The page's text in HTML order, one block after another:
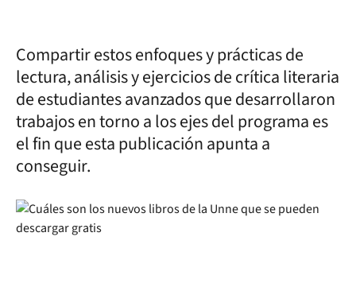
Compartir estos enfoques y prácticas de
lectura, análisis y ejercicios de crítica literaria
de estudiantes avanzados que desarrollaron
trabajos en torno a los ejes del programa es
el fin que esta publicación apunta a
conseguir.